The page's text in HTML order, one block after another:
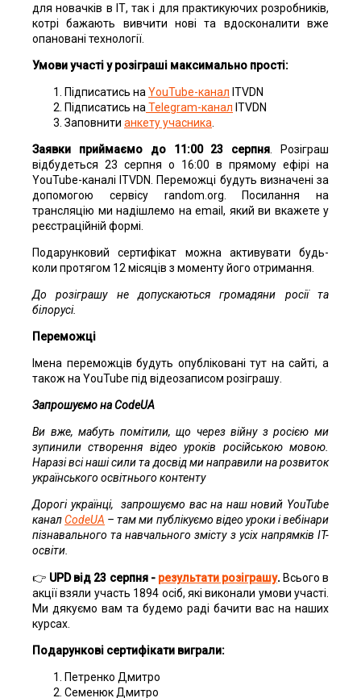
для новачків в ІТ, так і для практикуючих розробників,
котрі бажають вивчити нові та вдосконалити вже
опановані технології.
Умови участі у розіграші максимально прості:
Підписатись на YouTube-канал ITVDN
Підписатись на Telegram-канал ITVDN
Заповнити анкету учасника
Заявки приймаємо до 11:00 23 серпня . Розіграш
відбудеться 23 серпня о 16:00 в прямому ефірі на
YouTube-каналі ITVDN. Переможці будуть визначені за
допомогою сервісу random.org. Посилання на
трансляцію ми надішлемо на email, який ви вкажете у
реєстраційній формі.
Подарунковий сертифікат можна активувати будь-
коли протягом 12 місяців з моменту його отримання.
До розіграшу не допускаються громадяни росії та
білорусі.
Переможці
Імена переможців будуть опубліковані тут на сайті, а
також на YouTube під відеозаписом розіграшу.
Запрошуємо на CodeUA
Ви вже, мабуть помітили, що через війну з росією ми
зупинили створення відео уроків російською мовою.
Наразі всі наші сили та досвід ми направили на розвиток
українського освітнього контенту
Дорогі українці, запрошуємо вас на наш новий YouTube
каналCodeUA – там ми публікуємо відео уроки і вебінари
пізнавального та навчального змісту з усіх напрямків IT-
освіти.
👉 UPD від 23 серпня - результати розіграшу. Всього в
акції взяли участь 1894 осіб, які виконали умови участі.
Ми дякуємо вам та будемо раді бачити вас на наших
курсах.
Подарункові сертифікати виграли:
Петренко Дмитро
Семенюк Дмитро